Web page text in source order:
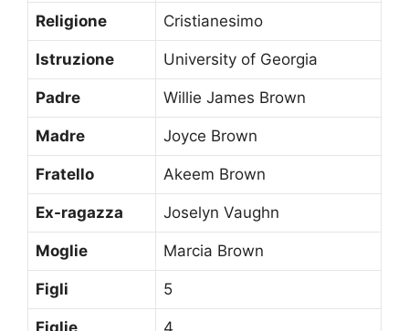
Religione Cristianesimo
Istruzione University of Georgia
Padre Willie James Brown
Madre Joyce Brown
Fratello Akeem Brown
Ex-ragazza Joselyn Vaughn
Moglie Marcia Brown
Figli 5